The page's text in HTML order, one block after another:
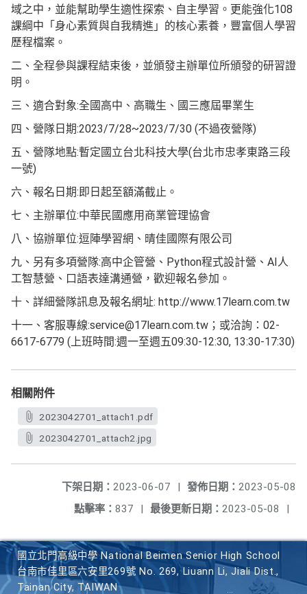
域之中，並能幫助學生適性探索、自主學習。更能強化108
課綱中「身心素質與自我精進」的核心素養，豐富個人學習
歷程檔案。
二、全程參與課程結束後，並頒發主辦單位所頒發的研習證
明。
三、適合對象:全國高中、高職生、國三應屆畢業生
四、營隊日期:2023/7/28~2023/7/30 (不過夜營隊)
五、營隊地點:暫定國立台北科技大學(台北市忠孝東路三段
一號)
六、報名日期:即日起至額滿截止。
七、主辦單位:中華民國應用商業管理協會
八、協辦單位:逗陣學習網、晴佳國際有限公司
九、另有多項營隊:高中企管營、Python程式設計營、AI人
工智慧營、口語表達溝通營，歡迎報名參加。
十、詳細營隊訊息及報名網址: http://www.17learn.com.tw
十一、客服專線:service@17learn.com.tw；或洽詢：02-
6617-6779 (上班時間:週一至週五09:30-12:30, 13:30-17:30)
相關附件
2023042701_attach1.pdf
2023042701_attach2.jpg
發佈日期： 2023-05-08
下架日期： 2023-06-07
|
最後更新日期： 2023-05-08 |
點擊率： 837 |
國立北門高級中學 National Beimen Senior High School
台南市佳里區六安里269號 No. 269, Liuann Li, Jiali Dist.,
Tainan City, TAIWAN